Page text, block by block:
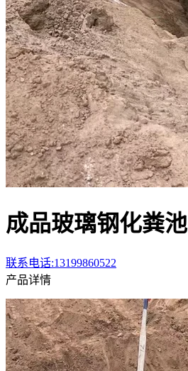
成品玻璃钢化粪池
联系电话:13199860522
产品详情